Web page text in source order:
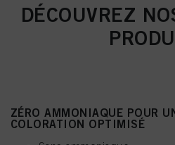
DÉCOUVREZ
ZÉRO AMMONIAQUE POUR
COLORATION OPTIMISÉ